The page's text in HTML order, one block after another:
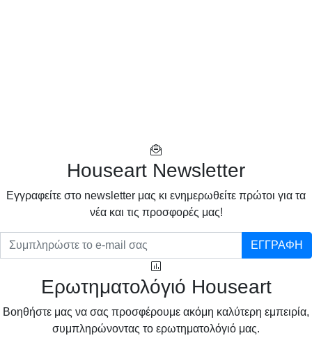
Houseart Newsletter
Eγγραφείτε στο newsletter μας κι ενημερωθείτε πρώτοι για τα
νέα και τις προσφορές μας!
ΕΓΓΡΑΦΗ
Ερωτηματολόγιό Houseart
Βοηθήστε μας να σας προσφέρουμε ακόμη καλύτερη εμπειρία,
συμπληρώνοντας το ερωτηματολόγιό μας.